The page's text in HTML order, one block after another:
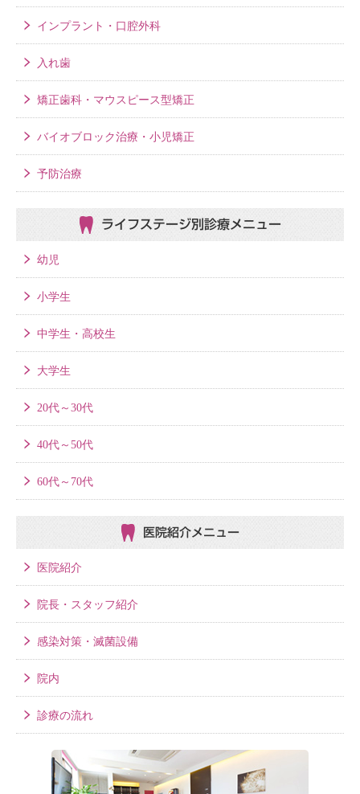
インプラント・口腔外科
入れ歯
矯正歯科・マウスピース型矯正
バイオブロック治療・小児矯正
予防治療
ライフステージ別 診療メニュー
幼児
小学生
中学生・高校生
大学生
20代～30代
40代～50代
60代～70代
医院紹介メニュー
医院紹介
院長・スタッフ紹介
感染対策・滅菌設備
院内
診療の流れ